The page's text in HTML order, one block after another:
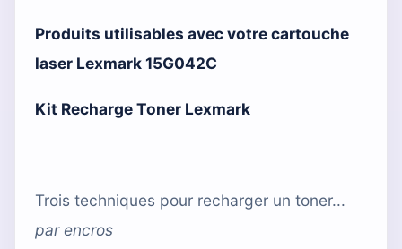
Produits utilisables avec votre cartouche
laser Lexmark 15G042C
Kit Recharge Toner Lexmark
Trois techniques pour recharger un toner...
parencros